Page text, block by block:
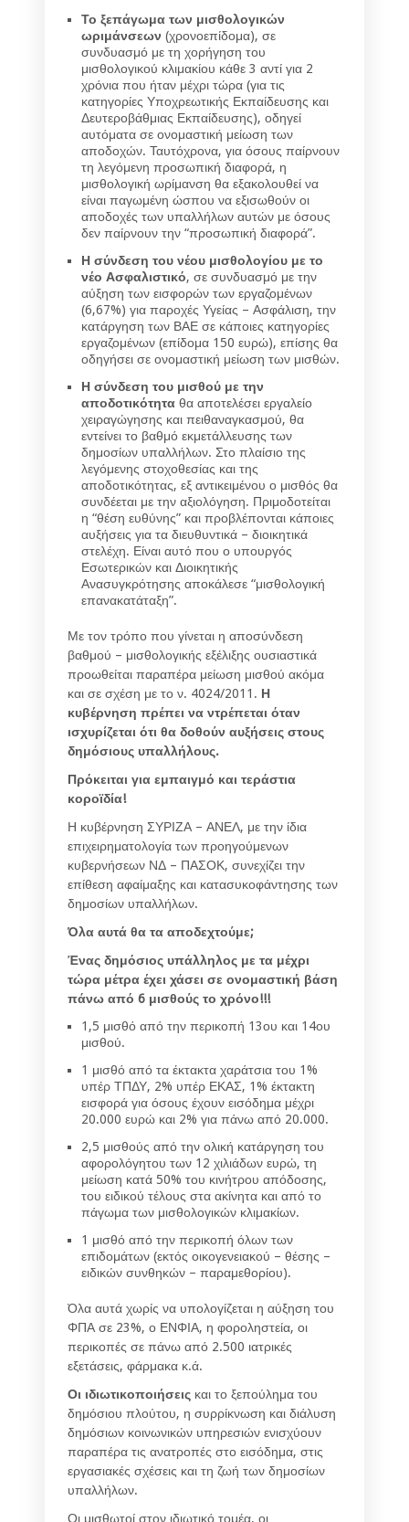
Το ξεπάγωμα των μισθολογικών
ωριμάνσεων (χρονοεπίδομα), σε
συνδυασμό με τη χορήγηση του
μισθολογικού κλιμακίου κάθε 3 αντί για 2
χρόνια που ήταν μέχρι τώρα (για τις
κατηγορίες Υποχρεωτικής Εκπαίδευσης και
Δευτεροβάθμιας Εκπαίδευσης), οδηγεί
αυτόματα σε ονομαστική μείωση των
αποδοχών. Ταυτόχρονα, για όσους παίρνουν
τη λεγόμενη προσωπική διαφορά, η
μισθολογική ωρίμανση θα εξακολουθεί να
είναι παγωμένη ώσπου να εξισωθούν οι
αποδοχές των υπαλλήλων αυτών με όσους
δεν παίρνουν την “προσωπική διαφορά”.
Η σύνδεση του νέου μισθολογίου με το
νέο Ασφαλιστικό, σε συνδυασμό με την
αύξηση των εισφορών των εργαζομένων
(6,67%) για παροχές Υγείας – Ασφάλιση, την
κατάργηση των ΒΑΕ σε κάποιες κατηγορίες
εργαζομένων (επίδομα 150 ευρώ), επίσης θα
οδηγήσει σε ονομαστική μείωση των μισθών.
Η σύνδεση του μισθού με την
αποδοτικότητα θα αποτελέσει εργαλείο
χειραγώγησης και πειθαναγκασμού, θα
εντείνει το βαθμό εκμετάλλευσης των
δημοσίων υπαλλήλων. Στο πλαίσιο της
λεγόμενης στοχοθεσίας και της
αποδοτικότητας, εξ αντικειμένου ο μισθός θα
συνδέεται με την αξιολόγηση. Πριμοδοτείται
η “θέση ευθύνης” και προβλέπονται κάποιες
αυξήσεις για τα διευθυντικά – διοικητικά
στελέχη. Είναι αυτό που ο υπουργός
Εσωτερικών και Διοικητικής
Ανασυγκρότησης αποκάλεσε “μισθολογική
επανακατάταξη”.
Με τον τρόπο που γίνεται η αποσύνδεση
βαθμού – μισθολογικής εξέλιξης ουσιαστικά
προωθείται παραπέρα μείωση μισθού ακόμα
και σε σχέση με το ν. 4024/2011. Η
κυβέρνηση πρέπει να ντρέπεται όταν
ισχυρίζεται ότι θα δοθούν αυξήσεις στους
δημόσιους υπαλλήλους.
Πρόκειται για εμπαιγμό και τεράστια
κοροϊδία!
Η κυβέρνηση ΣΥΡΙΖΑ – ΑΝΕΛ, με την ίδια
επιχειρηματολογία των προηγούμενων
κυβερνήσεων ΝΔ – ΠΑΣΟΚ, συνεχίζει την
επίθεση αφαίμαξης και κατασυκοφάντησης των
δημοσίων υπαλλήλων.
Όλα αυτά θα τα αποδεχτούμε;
Ένας δημόσιος υπάλληλος με τα μέχρι
τώρα μέτρα έχει χάσει σε ονομαστική βάση
πάνω από 6 μισθούς το χρόνο!!!
1,5 μισθό από την περικοπή 13ου και 14ου
μισθού.
1 μισθό από τα έκτακτα χαράτσια του 1%
υπέρ ΤΠΔΥ, 2% υπέρ ΕΚΑΣ, 1% έκτακτη
εισφορά για όσους έχουν εισόδημα μέχρι
20.000 ευρώ και 2% για πάνω από 20.000.
2,5 μισθούς από την ολική κατάργηση του
αφορολόγητου των 12 χιλιάδων ευρώ, τη
μείωση κατά 50% του κινήτρου απόδοσης,
του ειδικού τέλους στα ακίνητα και από το
πάγωμα των μισθολογικών κλιμακίων.
1 μισθό από την περικοπή όλων των
επιδομάτων (εκτός οικογενειακού – θέσης –
ειδικών συνθηκών – παραμεθορίου).
Όλα αυτά χωρίς να υπολογίζεται η αύξηση του
ΦΠΑ σε 23%, ο ΕΝΦΙΑ, η φοροληστεία, οι
περικοπές σε πάνω από 2.500 ιατρικές
εξετάσεις, φάρμακα κ.ά.
Οι ιδιωτικοποιήσεις και το ξεπούλημα του
δημόσιου πλούτου, η συρρίκνωση και διάλυση
δημόσιων κοινωνικών υπηρεσιών ενισχύουν
παραπέρα τις ανατροπές στο εισόδημα, στις
εργασιακές σχέσεις και τη ζωή των δημοσίων
υπαλλήλων.
Οι μισθωτοί στον ιδιωτικό τομέα, οι